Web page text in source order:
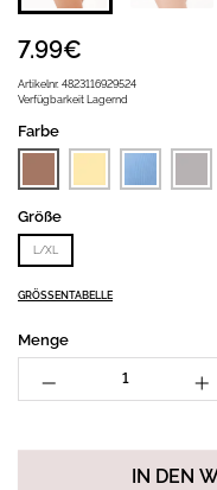
Artikelnr. 4823116929524
Verfügbarkeit Lagernd
7.99€
Farbe
Größe
L/XL
GRÖSSENTABELLE
Menge
IN DEN